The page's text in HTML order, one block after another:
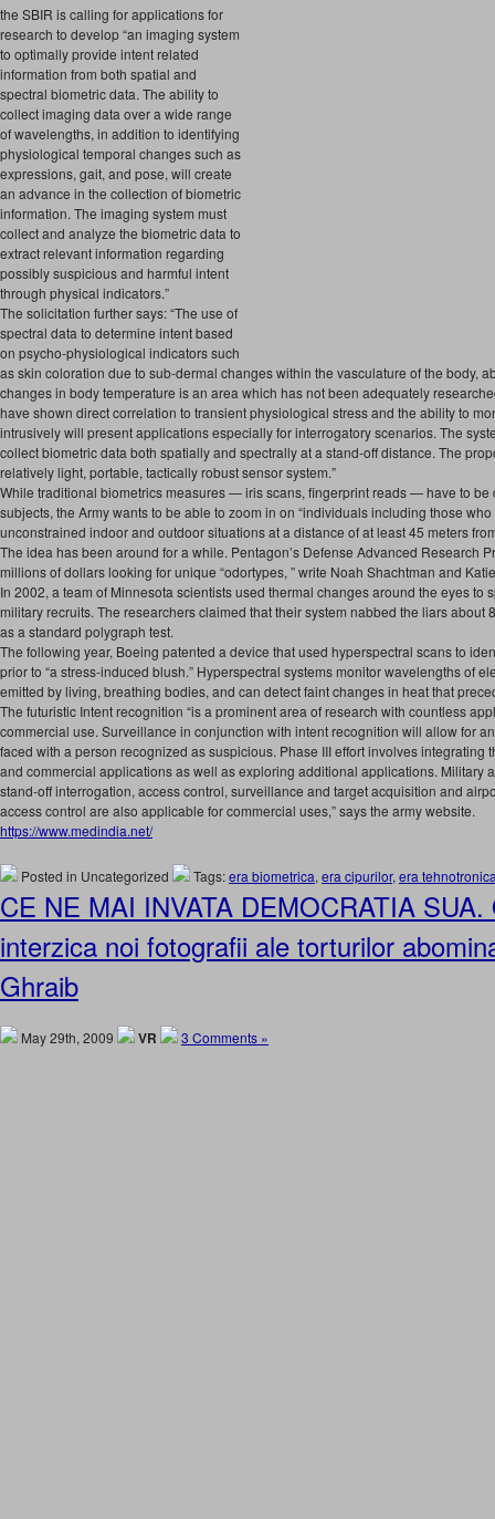
the SBIR is calling for applications for
research to develop “an imaging system
to optimally provide intent related
information from both spatial and
spectral biometric data. The ability to
collect imaging data over a wide range
of wavelengths, in addition to identifying
physiological temporal changes such as
expressions, gait, and pose, will create
an advance in the collection of biometric
information. The imaging system must
collect and analyze the biometric data to
extract relevant information regarding
possibly suspicious and harmful intent
through physical indicators.”
The solicitation further says: “The use of
spectral data to determine intent based
on psycho-physiological indicators such
as skin coloration due to sub-dermal changes within the vasculature of the body,
changes in body temperature is an area which has not been adequately
have shown direct correlation to transient physiological stress and the ability to
intrusively will present applications especially for interrogatory scenarios. The
collect biometric data both spatially and spectrally at a stand-off distance. The
relatively light, portable, tactically robust sensor system.”
While traditional biometrics measures — iris scans, fingerprint reads — have to
subjects, the Army wants to be able to zoom in on “individuals including those
unconstrained indoor and outdoor situations at a distance of at least 45 meters
The idea has been around for a while. Pentagon’s Defense Advanced Research
millions of dollars looking for unique “odortypes, ” write Noah Shachtman and
In 2002, a team of Minnesota scientists used thermal changes around the eyes to
military recruits. The researchers claimed that their system nabbed the liars about
as a standard polygraph test.
The following year, Boeing patented a device that used hyperspectral scans to
prior to “a stress-induced blush.” Hyperspectral systems monitor wavelengths of
emitted by living, breathing bodies, and can detect faint changes in heat that
The futuristic Intent recognition “is a prominent area of research with countless
commercial use. Surveillance in conjunction with intent recognition will allow for
faced with a person recognized as suspicious. Phase III effort involves integrating
and commercial applications as well as exploring additional applications. Military
stand-off interrogation, access control, surveillance and target acquisition and
access control are also applicable for commercial uses,” says the army website.
https://www.medindia.net/
Posted in Uncategorized Tags:era biometrica, era cipurilor, era
CE NE MAI INVATA DEMOCRATIA
interzica noi fotografii ale torturilor
Ghraib
May 29th, 2009 VR 3 Comments »